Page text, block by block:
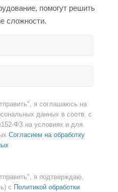
помогут решить
сложности.
я соглашаюсь на
данных в соотв. с
ФЗ на условиях и для
Согласием на обработку
я подтверждаю,
с Политикой обработки